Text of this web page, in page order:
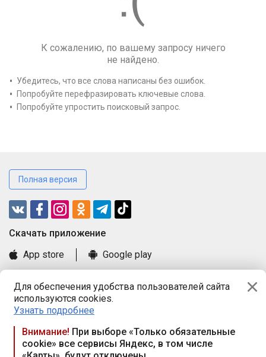
Для обеспечения удобства пользователей сайта
используются cookies.
Узнать подробнее
Внимание! При выборе «Только обязательные
cookie» все сервисы Яндекс, в том числе
К сожалению, по вашему запросу ничего
не найдено.
Убедитесь, что все слова написаны без ошибок.
Попробуйте перефразировать ключевые слова.
Попробуйте упростить поисковый запрос.
Полная версия
Cкачать приложение
App store
Google play
Книга замечаний и предложений
Правила и документы
Praca.by © 2000—2026, ООО «ПРАЦА БАЙ»
Республика Беларусь, 220114, г. Минск, пр-т Независимости
117а, пом. № 9.